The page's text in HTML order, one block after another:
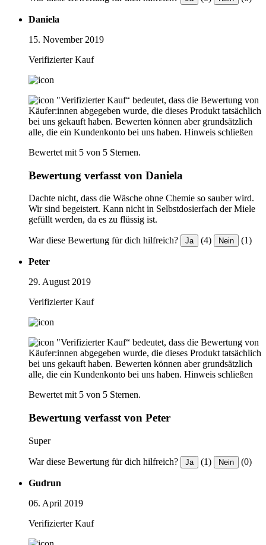
Daniela
15. November 2019
Verifizierter Kauf
"Verifizierter Kauf“ bedeutet, dass die Bewertung von
Käufer:innen abgegeben wurde, die dieses Produkt tatsächlich
bei uns gekauft haben. Bewerten können aber grundsätzlich
alle, die ein Kundenkonto bei uns haben. Hinweis schließen
Bewertet mit 5 von 5 Sternen.
Bewertung verfasst von Daniela
Dachte nicht, dass die Wäsche ohne Chemie so sauber wird.
Wir sind begeistert. Kann nicht in Selbstdosierfach der Miele
gefüllt werden, da es zu flüssig ist.
War diese Bewertung für dich hilfreich? Ja (4) Nein (1)
Peter
29. August 2019
Verifizierter Kauf
"Verifizierter Kauf“ bedeutet, dass die Bewertung von
Käufer:innen abgegeben wurde, die dieses Produkt tatsächlich
bei uns gekauft haben. Bewerten können aber grundsätzlich
alle, die ein Kundenkonto bei uns haben. Hinweis schließen
Bewertet mit 5 von 5 Sternen.
Bewertung verfasst von Peter
Super
War diese Bewertung für dich hilfreich? Ja (1) Nein (0)
Gudrun
06. April 2019
Verifizierter Kauf